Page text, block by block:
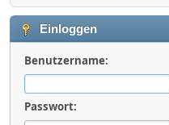
Einloggen
Benutzername:
Passwort: